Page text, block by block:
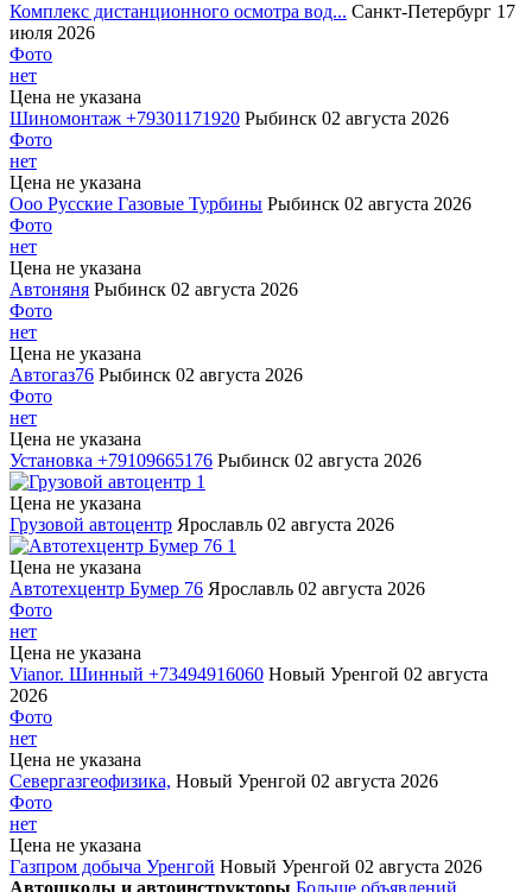
Комплекс дистанционного осмотра вод... Санкт-Петербург 17
июля 2026
Фото
нет
Цена не указана
Шиномонтаж +79301171920 Рыбинск 02 августа 2026
Фото
нет
Цена не указана
Ооо Русские Газовые Турбины Рыбинск 02 августа 2026
Фото
нет
Цена не указана
Автоняня Рыбинск 02 августа 2026
Фото
нет
Цена не указана
Автогаз76 Рыбинск 02 августа 2026
Фото
нет
Цена не указана
Установка +79109665176 Рыбинск 02 августа 2026
1
Цена не указана
Грузовой автоцентр Ярославль 02 августа 2026
1
Цена не указана
Автотехцентр Бумер 76 Ярославль 02 августа 2026
Фото
нет
Цена не указана
Vianor. Шинный +73494916060 Новый Уренгой 02 августа
2026
Фото
нет
Цена не указана
Севергазгеофизика, Новый Уренгой 02 августа 2026
Фото
нет
Цена не указана
Газпром добыча Уренгой Новый Уренгой 02 августа 2026
Автошколы и автоинструкторы Больше объявлений